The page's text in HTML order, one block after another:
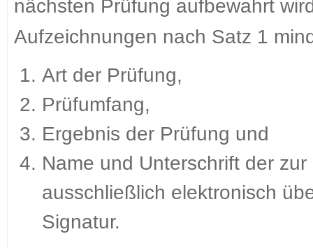
nächsten Prüfung aufbewahrt
Aufzeichnungen nach Satz 1
Art der Prüfung,
Prüfumfang,
Ergebnis der Prüfung und
Name und Unterschrift der
ausschließlich elektronisch
Signatur.